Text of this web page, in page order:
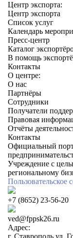
Центр экспорта:
Центр экспорта
Список услуг
Календарь
Пресс-центр
Каталог
В помощь
Контакты
О центре:
О нас
Партнёры
Сотрудники
Получатели
Правовая
Отчёты
Контакты
Официальный
Учреждение с
региональному
Пользовательское
+7 (8652) 23-56-20
ved@fppsk26.ru
Адрес:
г. Ставрополь ул.